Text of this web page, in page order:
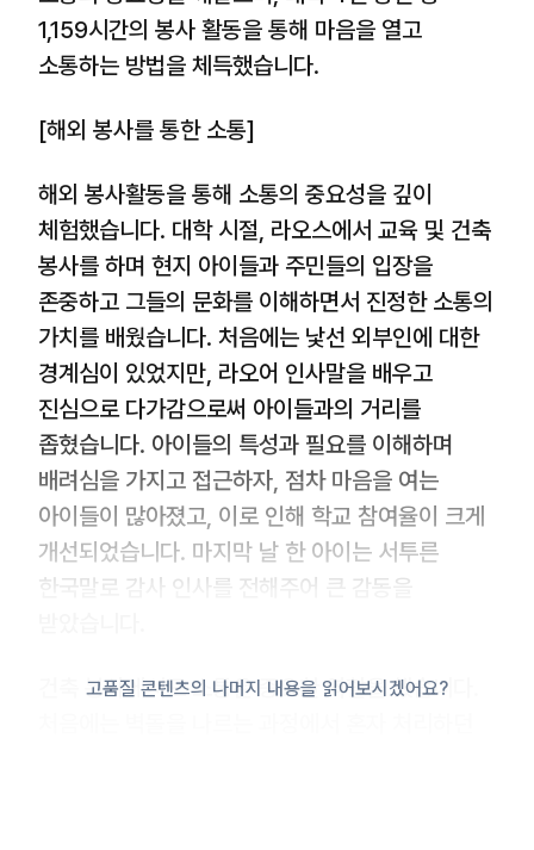
1,159시간의 봉사 활동을 통해 마음을 열고
소통하는 방법을 체득했습니다.
[해외 봉사를 통한 소통]
해외 봉사활동을 통해 소통의 중요성을 깊이
체험했습니다. 대학 시절, 라오스에서 교육 및 건축
봉사를 하며 현지 아이들과 주민들의 입장을
존중하고 그들의 문화를 이해하면서 진정한 소통의
가치를 배웠습니다. 처음에는 낯선 외부인에 대한
경계심이 있었지만, 라오어 인사말을 배우고
진심으로 다가감으로써 아이들과의 거리를
좁혔습니다. 아이들의 특성과 필요를 이해하며
배려심을 가지고 접근하자, 점차 마음을 여는
아이들이 많아졌고, 이로 인해 학교 참여율이 크게
개선되었습니다. 마지막 날 한 아이는 서투른
한국말로 감사 인사를 전해주어 큰 감동을
건축 봉사에서도 소통은 중요한 역할을 했습니다.
고품질 콘텐츠의 나머지 내용을 읽어보시겠어요?